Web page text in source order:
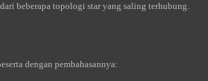
beberapa topologi star yang saling terhubung.
dengan pembahasannya: